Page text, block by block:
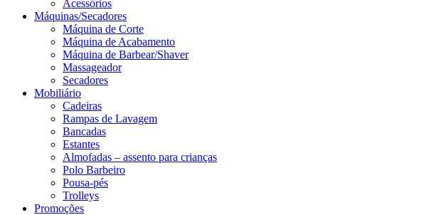
Acessórios
Máquinas/Secadores
Máquina de Corte
Máquina de Acabamento
Máquina de Barbear/Shaver
Massageador
Secadores
Mobiliário
Cadeiras
Rampas de Lavagem
Bancadas
Estantes
Almofadas – assento para crianças
Polo Barbeiro
Pousa-pés
Trolleys
Promoções